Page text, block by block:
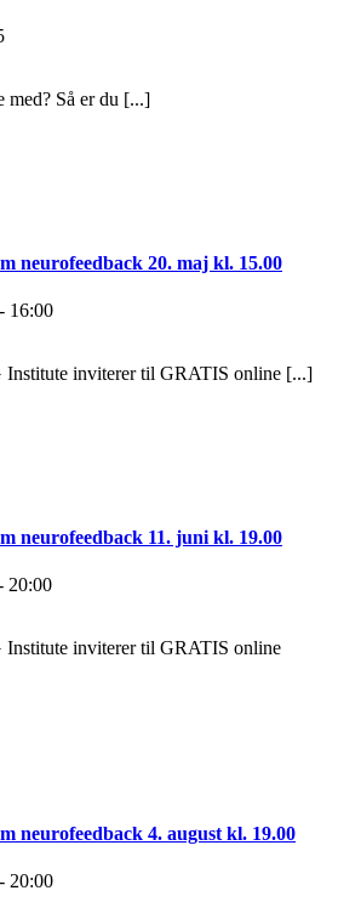
Så er du [...]
neurofeedback 20. maj kl. 15.00
- 16:00
Institute inviterer til GRATIS online [...]
neurofeedback 11. juni kl. 19.00
20:00
Institute inviterer til GRATIS online
neurofeedback 4. august kl. 19.00
- 20:00